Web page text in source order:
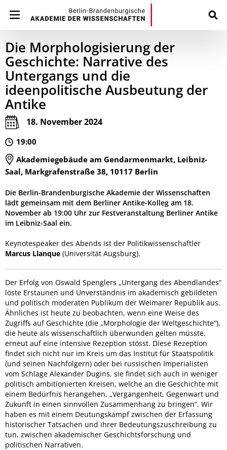
Die Morphologisierung der
Geschichte: Narrative des
Untergangs und die
ideenpolitische Ausbeutung der
Antike
18. November 2024
19:00
Akademiegebäude am Gendarmenmarkt, Leibniz-
Saal, Markgrafenstraße 38, 10117 Berlin
Die Berlin-Brandenburgische Akademie der Wissenschaften
lädt gemeinsam mit dem Berliner Antike-Kolleg am 18.
November ab 19:00 Uhr zur Festveranstaltung Berliner Antike
im Leibniz-Saal ein.
Keynotespeaker des Abends ist der Politikwissenschaftler
Marcus Llanque (Universität Augsburg).
Der Erfolg von Oswald Spenglers „Untergang des Abendlandes“
löste Erstaunen und Unverständnis im akademisch gebildeten
und politisch moderaten Publikum der Weimarer Republik aus.
Ähnliches ist heute zu beobachten, wenn eine Weise des
Zugriffs auf Geschichte (die „Morphologie der Weltgeschichte“),
die heute als wissenschaftlich überwunden gelten müsste,
erneut auf eine intensive Rezeption stösst. Diese Rezeption
findet sich nicht nur im Kreis um das Institut für Staatspolitik
(und seinen Nachfolgern) oder bei russischen Imperialisten
vom Schlage Alexander Dugins, sie findet sich auch in weniger
politisch ambitionierten Kreisen, welche an die Geschichte mit
einem Bedürfnis herangehen, „Vergangenheit, Gegenwart und
Zukunft in einen sinnvollen Zusammenhang zu bringen“. Wir
haben es mit einem Deutungskampf zwischen der Erfassung
historischer Tatsachen und ihrer Bedeutungszuschreibung zu
tun, zwischen akademischer Geschichtsforschung und
politischen Narrativen.